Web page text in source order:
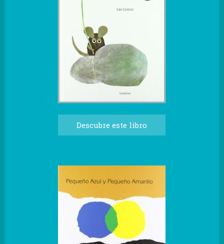
Descubre este libro